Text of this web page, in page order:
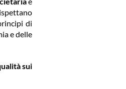
di
e delle
sui